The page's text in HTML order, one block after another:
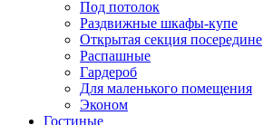
Под потолок
Раздвижные шкафы-купе
Открытая секция посередине
Распашные
Гардероб
Для маленького помещения
Эконом
Гостиные